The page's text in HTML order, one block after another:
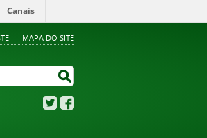
MAPA DO SITE
Canais
Twitter